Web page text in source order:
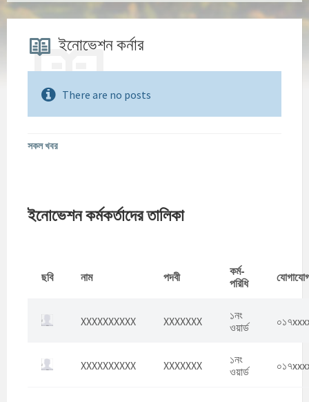
ইনোভেশন কর্নার
There are no posts
সকল খবর
ইনোভেশন কর্মকর্তাদের তালিকা
ছবি নাম পদবী
কর্ম-
পরিধি
XXXXXXXXXX XXXXXXX
১নং
ওয়ার্ড
XXXXXXXXXX XXXXXXX
১নং
ওয়ার্ড